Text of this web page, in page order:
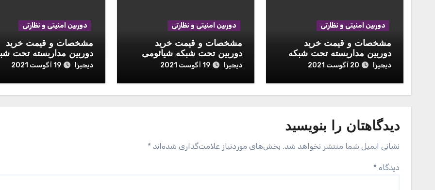
دوربین امنیتی و نظارتی
مشخصات و قیمت خرید
دوربین مداربسته تحت شبکه
هایک ویژن مدل DS-
دیجیزا 20 آگوست 2021
دوربین امنیتی و نظارتی
مشخصات و قیمت خرید
دوربین تحت شبکه شیائومی
مدل Mijia MJSXJ02CM
دیجیزا 19 آگوست 2021
دوربین امنیتی و نظارتی
مشخصات و قیمت خرید
دوربین مداربسته تحت
هایک ویژن مدل DS-
دیجیزا 19 آگوست 2021
دیدگاهتان را بنویسید
نشانی ایمیل شما منتشر نخواهد شد. بخش‌های موردنیاز علامت‌گذاری شده‌اند *
دیدگاه *